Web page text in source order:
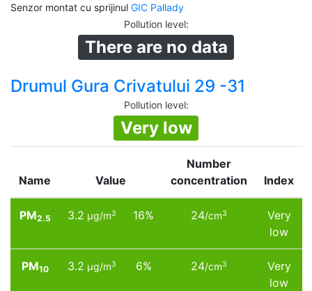
Senzor montat cu sprijinul GIC Pallady
Pollution level:
There are no data
Drumul Gura Crivatului 29 -31
Pollution level:
Very low
Name Value
Number
concentration
Index
PM2.5 3.2 µg/m3 16% 24/cm3
Very
low
PM10 3.2 µg/m3 6% 24/cm3
Very
low